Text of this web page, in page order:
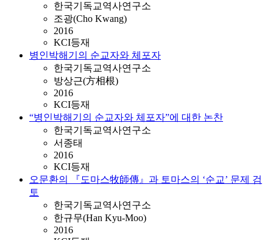
한국기독교역사연구소
조광(Cho Kwang)
2016
KCI등재
병인박해기의 순교자와 체포자
한국기독교역사연구소
방상근(方相根)
2016
KCI등재
“병인박해기의 순교자와 체포자”에 대한 논찬
한국기독교역사연구소
서종태
2016
KCI등재
오문환의 『도마스牧師傳』과 토마스의 ‘순교’ 문제 검
토
한국기독교역사연구소
한규무(Han Kyu-Moo)
2016